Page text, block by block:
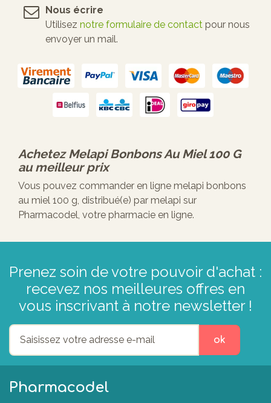
Nous écrire
Utilisez notre formulaire de contact pour nous
envoyer un mail.
AchetezMelapi Bonbons Au Miel 100 G
au meilleur prix
Vous pouvez commander en ligne melapi bonbons
au miel 100 g, distribué(e) par melapi sur
Pharmacodel, votre pharmacie en ligne.
Prenez soin de votre pouvoir d'achat :
recevez nos meilleures offres en
vous inscrivant à notre newsletter !
ok
Pharmacodel